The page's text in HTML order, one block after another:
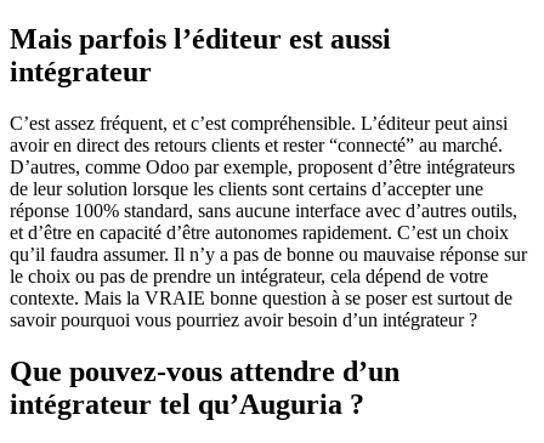
Mais parfois l’éditeur est aussi
intégrateur
C’est assez fréquent, et c’est compréhensible. L’éditeur peut ainsi
avoir en direct des retours clients et rester “connecté” au marché.
D’autres, comme Odoo par exemple, proposent d’être intégrateurs
de leur solution lorsque les clients sont certains d’accepter une
réponse 100% standard, sans aucune interface avec d’autres outils,
et d’être en capacité d’être autonomes rapidement. C’est un choix
qu’il faudra assumer. Il n’y a pas de bonne ou mauvaise réponse sur
le choix ou pas de prendre un intégrateur, cela dépend de votre
contexte. Mais la VRAIE bonne question à se poser est surtout de
savoir pourquoi vous pourriez avoir besoin d’un intégrateur ?
Que pouvez-vous attendre d’un
intégrateur tel qu’Auguria ?